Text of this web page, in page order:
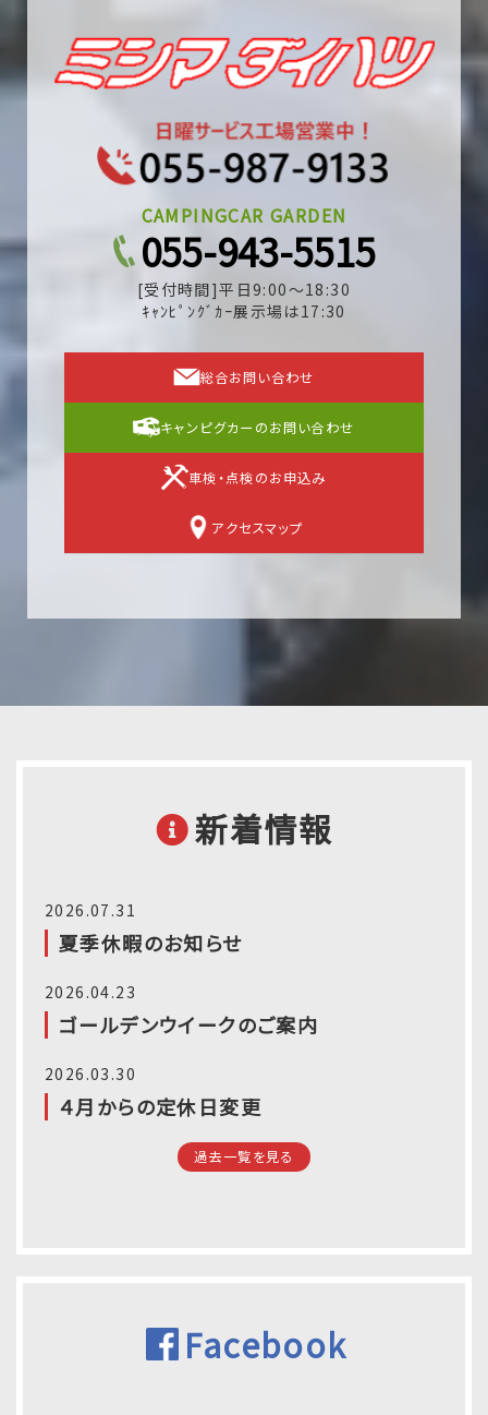
CAMPINGCAR GARDEN
055-943-5515
[受付時間]平日9:00～18:30
ｷｬﾝﾋﾟﾝｸﾞｶｰ展示場は17:30
総合お問い合わせ
キャンピグカーのお問い合わせ
車検・点検のお申込み
アクセスマップ
新着情報
2026.07.31
夏季休暇のお知らせ
2026.04.23
ゴールデンウイークのご案内
2026.03.30
４月からの定休日変更
過去一覧を見る
Facebook